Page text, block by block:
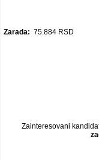
Zarada: 75.884 RSD
Zainteresovani